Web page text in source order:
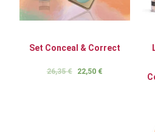
Set Conceal & Correct
26,35€ 22,50 €